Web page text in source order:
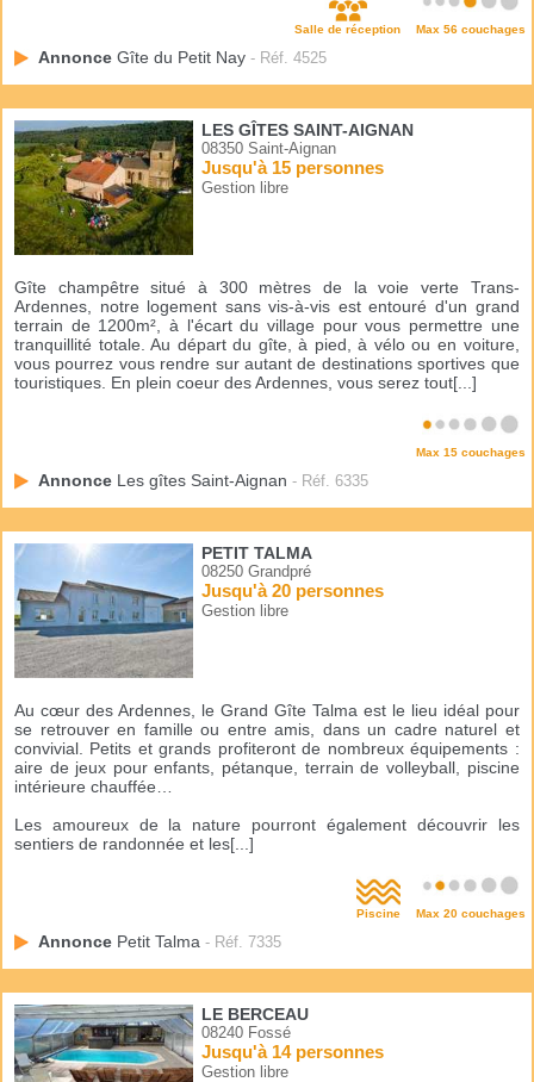
Salle de réception Max 56 couchages
Annonce Gîte du Petit Nay - Réf. 4525
LES GÎTES SAINT-AIGNAN
08350 Saint-Aignan
Jusqu'à 15 personnes
Gestion libre
Gîte champêtre situé à 300 mètres de la voie verte Trans-
Ardennes, notre logement sans vis-à-vis est entouré d'un grand
terrain de 1200m², à l'écart du village pour vous permettre une
tranquillité totale. Au départ du gîte, à pied, à vélo ou en voiture,
vous pourrez vous rendre sur autant de destinations sportives que
touristiques. En plein coeur des Ardennes, vous serez tout[...]
Max 15 couchages
Annonce Les gîtes Saint-Aignan - Réf. 6335
PETIT TALMA
08250 Grandpré
Jusqu'à 20 personnes
Gestion libre
Au cœur des Ardennes, le Grand Gîte Talma est le lieu idéal pour
se retrouver en famille ou entre amis, dans un cadre naturel et
convivial. Petits et grands profiteront de nombreux équipements :
aire de jeux pour enfants, pétanque, terrain de volleyball, piscine
intérieure chauffée…
Les amoureux de la nature pourront également découvrir les
sentiers de randonnée et les[...]
Piscine Max 20 couchages
Annonce Petit Talma - Réf. 7335
LE BERCEAU
08240 Fossé
Jusqu'à 14 personnes
Gestion libre